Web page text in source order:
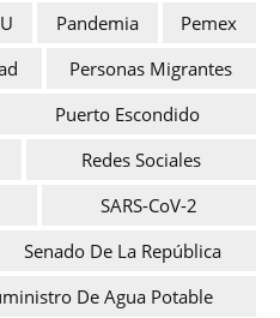
Pandemia
Pemex
Personas Migrantes
Puerto Escondido
Redes Sociales
SARS-CoV-2
Senado De La República
De Agua Potable